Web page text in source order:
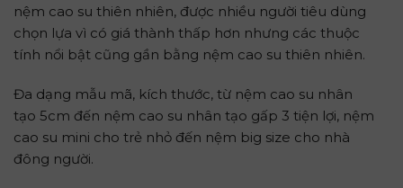
nệm cao su thiên nhiên, được nhiều người tiêu dùng
chọn lựa vì có giá thành thấp hơn nhưng các thuộc
tính nổi bật cũng gần bằng nệm cao su thiên nhiên.
Đa dạng mẫu mã, kích thước, từ nệm cao su nhân
tạo 5cm đến nệm cao su nhân tạo gấp 3 tiện lợi, nệm
cao su mini cho trẻ nhỏ đến nệm big size cho nhà
đông người.